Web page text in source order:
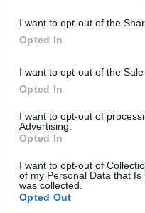
I want to opt-out of the
Opted In
I want to opt-out of the
Opted In
I want to opt-out of
Advertising.
Opted In
I want to opt-out of
of my Personal Data that
was collected.
Opted Out